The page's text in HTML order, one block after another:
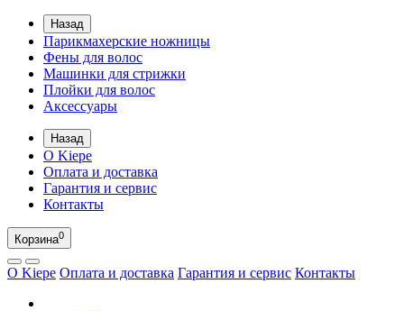
Назад
Парикмахерские ножницы
Фены для волос
Машинки для стрижки
Плойки для волос
Аксессуары
Назад
О Kiepe
Оплата и доставка
Гарантия и сервис
Контакты
Корзина0
О Kiepe Оплата и доставка Гарантия и сервис Контакты